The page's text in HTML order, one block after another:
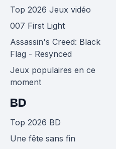
Top 2026 Jeux vidéo
007 First Light
Assassin's Creed: Black
Flag - Resynced
Jeux populaires en ce
moment
BD
Top 2026 BD
Une fête sans fin